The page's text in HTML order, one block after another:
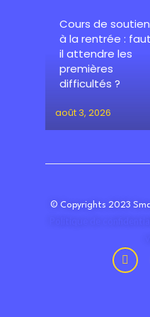
Cours de soutien
à la rentrée :
il attendre les
premières
difficultés ?
août 3, 2026
© Copyrights 2023